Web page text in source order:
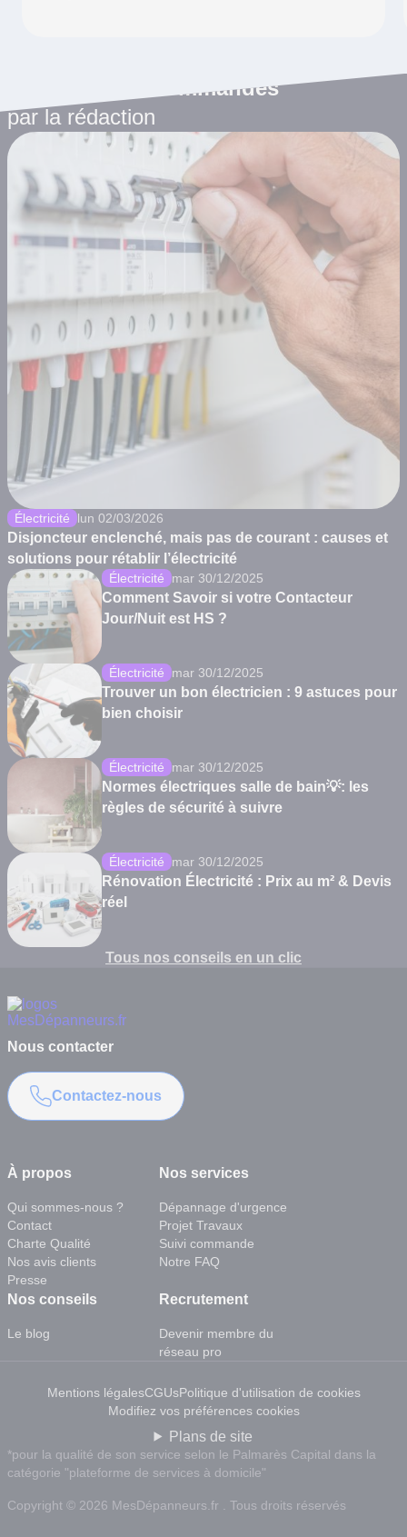
Les articles recommandés
par la rédaction
Électricité lun 02/03/2026
Disjoncteur enclenché, mais pas de courant : causes et
solutions pour rétablir l’électricité
Électricité mar 30/12/2025
Comment Savoir si votre Contacteur
Jour/Nuit est HS ?
Électricité mar 30/12/2025
Trouver un bon électricien : 9 astuces pour
bien choisir
Électricité mar 30/12/2025
Normes électriques salle de bain💡: les
règles de sécurité à suivre
Électricité mar 30/12/2025
Rénovation Électricité : Prix au m² & Devis
réel
Tous nos conseils en un clic
À propos
Qui sommes-nous ?
Contact
Charte Qualité
Nos avis clients
Presse
Nos services
Dépannage d'urgence
Projet Travaux
Suivi commande
Notre FAQ
Nos conseils
Le blog
Recrutement
Devenir membre du
réseau pro
Nous contacter
Contactez-nous
*pour la qualité de son service selon le Palmarès Capital dans la
catégorie "plateforme de services à domicile"
Copyright © 2026 MesDépanneurs.fr . Tous droits réservés
Mentions légalesCGUsPolitique d'utilisation de cookies
Modifiez vos préférences cookies
Plans de site